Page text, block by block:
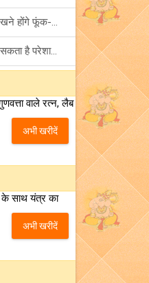
कर्क राशि में बुध के प्रवेश से, इन 4 राशियों को रखने होंगे फूंक-फूंक कर कदम!
बुध का कर्क राशि में गोचर: इन 2 राशियों की बढ़ा सकता है परेशानियां, हो जाएं सावधान!
इस सप्ताह रखा जाएगा कामिका एकादशी व्रत, जानें त्योहारों की संपूर्ण लिस्ट!
अंक ज्योतिष साप्ताहिक राशिफल (02 से 08 अगस्त, 2026): ये सप्ताह क्यों है खास?
वाले रत्न, लैब
अभी खरीदें
के साथ यंत्र का
अभी खरीदें